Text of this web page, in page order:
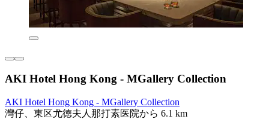
AKI Hotel Hong Kong - MGallery Collection
AKI Hotel Hong Kong - MGallery Collection
灣仔、東区尤徳夫人那打素医院から 6.1 km